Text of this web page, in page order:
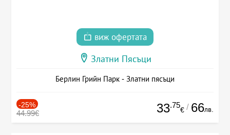
виж офертата
Златни Пясъци
Берлин Грийн Парк - Златни пясъци
-25%
44.99€ 33.75
€ / 66лв.